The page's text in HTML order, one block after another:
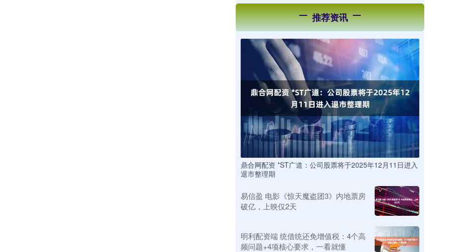
推荐资讯
鼎合网配资 *ST广道：公司股票将于2025年12月11日进入
退市整理期
易信盈 电影《惊天魔盗团3》内地票房
破亿，上映仅2天
明利配资端 统借统还免增值税：4个高
频问题+4项核心要求，一看就懂